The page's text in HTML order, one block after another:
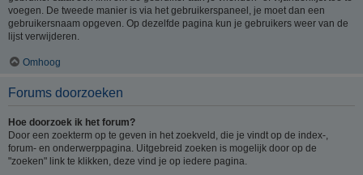
voegen. De tweede manier is via het gebruikerspaneel, je moet dan een
gebruikersnaam opgeven. Op dezelfde pagina kun je gebruikers weer van de
lijst verwijderen.
Omhoog
Forums doorzoeken
Hoe doorzoek ik het forum?
Door een zoekterm op te geven in het zoekveld, die je vindt op de index-,
forum- en onderwerppagina. Uitgebreid zoeken is mogelijk door op de
"zoeken" link te klikken, deze vind je op iedere pagina.